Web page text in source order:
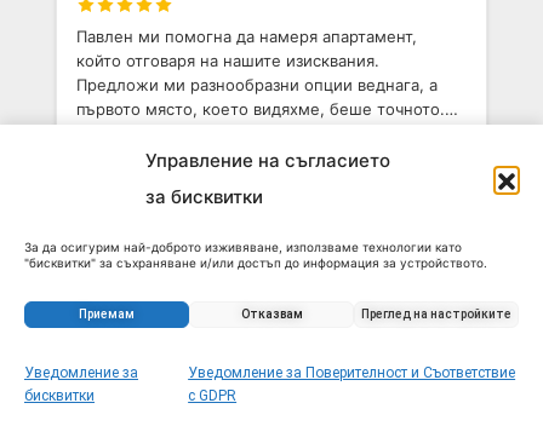
Управление на съгласието
за бисквитки
За да осигурим най-доброто изживяване, използваме технологии като
"бисквитки" за съхраняване и/или достъп до информация за устройството.
Несъгласието или оттеглянето на съгласието може да се отрази
неблагоприятно на определени функции и характеристики.
Приемам Отказвам Преглед на настройките
Уведомление за
бисквитки
Уведомление за Поверителност и Съответствие
с GDPR
Павлен ми помогна да намеря апартамент,
който отговаря на нашите изисквания.
Предложи ми разнообразни опции веднага, а
първото място, което видяхме, беше точното.
София. Определено препоръчвам!
Poppinoff 69
Показаха ми опции според моя бюджет и район.
всички важни въпроси на собствениците.
по-добо агентство, което да ми помогне да
намеря имот в София.Запитване за този имот